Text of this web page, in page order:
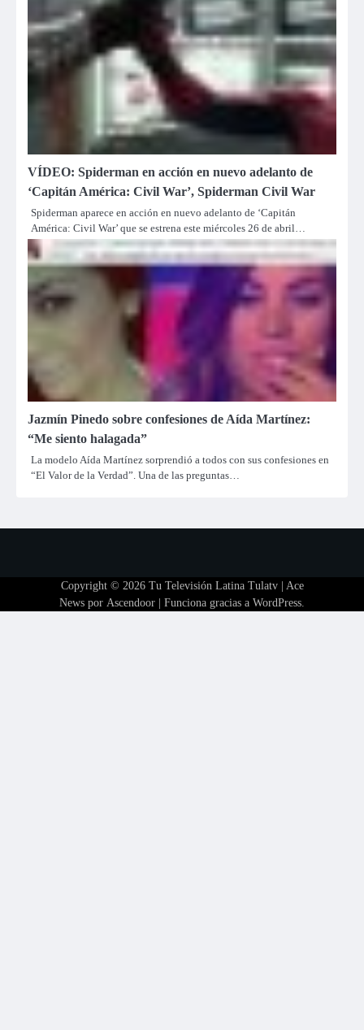
VÍDEO: Spiderman en acción en nuevo adelanto de
‘Capitán América: Civil War’, Spiderman Civil War
Spiderman aparece en acción en nuevo adelanto de ‘Capitán
América: Civil War’ que se estrena este miércoles 26 de abril…
Jazmín Pinedo sobre confesiones de Aída Martínez:
“Me siento halagada”
La modelo Aída Martínez sorprendió a todos con sus confesiones en
“El Valor de la Verdad”. Una de las preguntas…
Copyright © 2026 Tu Televisión Latina Tulatv| Ace
News por Ascendoor | Funciona gracias a WordPress